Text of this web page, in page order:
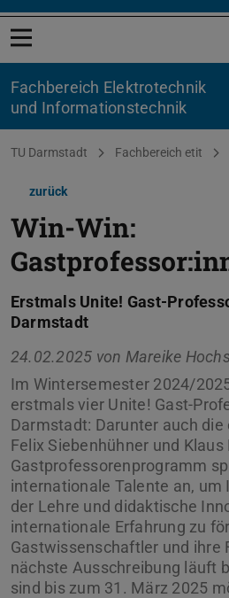
Menü öffnen
Fachbereich Elektrotechnik
und Informationstechnik
Sie befinden sich hier:
TU Darmstadt Fachbereich etit
zurück
Win-Win:
Erstmals Unite! Gast-
Darmstadt
24.02.2025 von Mareike
Im Wintersemester 2024/
erstmals vier Unite! Gast-
Darmstadt: Darunter auch
Felix Siebenhühner und
Gastprofessorenprogramm
internationale Talente an,
der Lehre und didaktische
internationale Erfahrung zu
Gastwissenschaftler und ihre
nächste Ausschreibung läuft
sind bis zum 31. März 2025